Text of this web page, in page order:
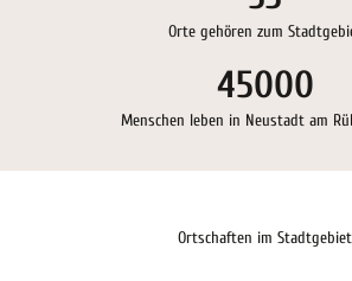
Orte gehören zum
45000
Menschen leben in Neustadt am
Ortschaften im Stadtgebiet